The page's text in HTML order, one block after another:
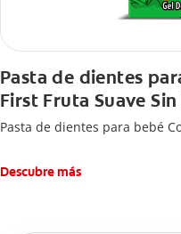
Pasta de dientes
First Fruta Suave
Pasta de dientes para bebé
Descubre más